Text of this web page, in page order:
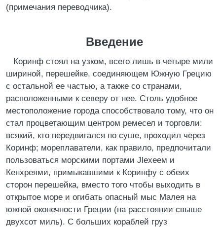
(примечания переводчика).
Введение
Коринф стоял на узком, всего лишь в четыре мили
шириной, перешейке, соединяющем Южную Грецию
с остальной ее частью, а также со странами,
расположенными к северу от нее. Столь удобное
местоположение города способствовало тому, что он
стал процветающим центром ремесел и торговли:
всякий, кто передвигался по суше, проходил через
Коринф; мореплаватели, как правило, предпочитали
пользоваться морскими портами Jlexeем и
Кенхреями, примыкавшими к Коринфу с обеих
сторон перешейка, вместо того чтобы выходить в
открытое море и огибать опасный мыс Малея на
южной оконечности Греции (на расстоянии свыше
двухсот миль). С больших кораблей груз